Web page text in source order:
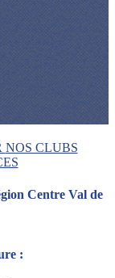
NOS CLUBS
Centre Val de
: